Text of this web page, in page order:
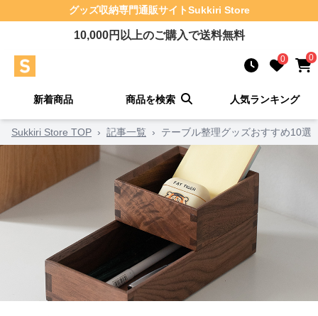
グッズ収納専門通販サイトSukkiri Store
10,000円以上のご購入で送料無料
0 0
新着商品 商品を検索 人気ランキング
Sukkiri Store TOP › 記事一覧 › テーブル整理グッズおすすめ10選